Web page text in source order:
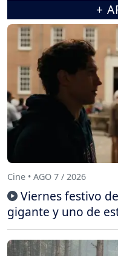
+
Cine • AGO 7 / 2026
Viernes festivo
gigante y uno de